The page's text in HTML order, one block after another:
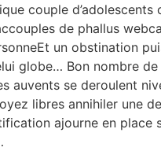
couple d’adolescents
de phallus
un obstination
globe… Bon nombre
auvents se deroulent
libres annihiler une
ajourne en place